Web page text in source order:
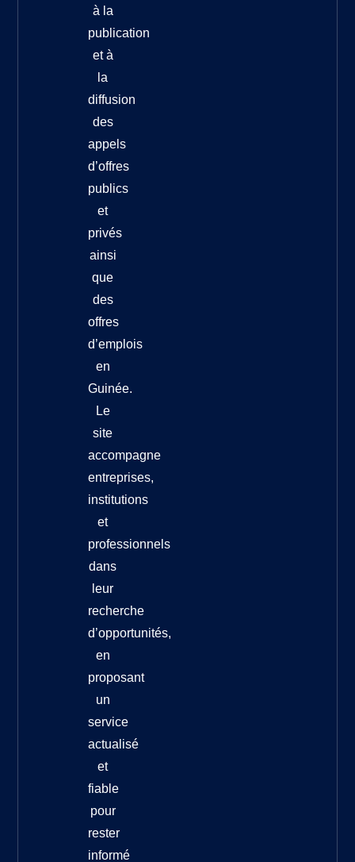
à la
publication
et à
la
diffusion
des
appels
d’offres
publics
et
privés
ainsi
que
des
offres
d’emplois
en
Guinée.
Le
site
accompagne
entreprises,
institutions
et
professionnels
dans
leur
recherche
d’opportunités,
en
proposant
un
service
actualisé
et
fiable
pour
rester
informé